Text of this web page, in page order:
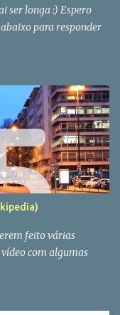
ser longa :) Espero
para responder
feito várias
com algumas